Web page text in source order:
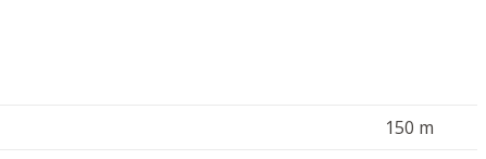
omgiven av en grönskande trädgård.
150 m